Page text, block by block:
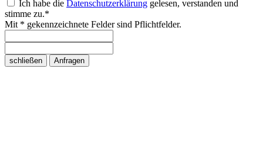
Ich habe die Datenschutzerklärung gelesen, verstanden und
stimme zu.*
Mit * gekennzeichnete Felder sind Pflichtfelder.
schließen Anfragen